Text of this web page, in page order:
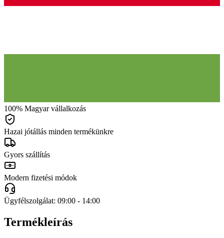
100% Magyar vállalkozás
Hazai jótállás minden termékünkre
Gyors szállítás
Modern fizetési módok
Ügyfélszolgálat: 09:00 - 14:00
Termékleírás